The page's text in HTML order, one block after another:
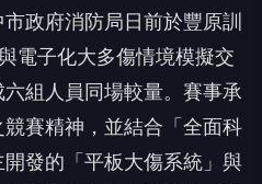
政府消防局日前於豐原訓
電子化大多傷情境模擬交
組人員同場較量。賽事承
賽精神，並結合「全面科
發的「平板大傷系統」與